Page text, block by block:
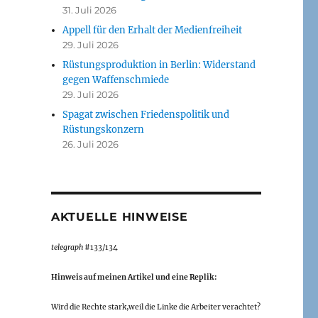
31. Juli 2026
Appell für den Erhalt der Medienfreiheit
29. Juli 2026
Rüstungsproduktion in Berlin: Widerstand
gegen Waffenschmiede
29. Juli 2026
Spagat zwischen Friedenspolitik und
Rüstungskonzern
26. Juli 2026
AKTUELLE HINWEISE
telegraph#133/134
Hinweis auf meinen Artikel und eine Replik:
Wird die Rechte stark,weil die Linke die Arbeiter verachtet?